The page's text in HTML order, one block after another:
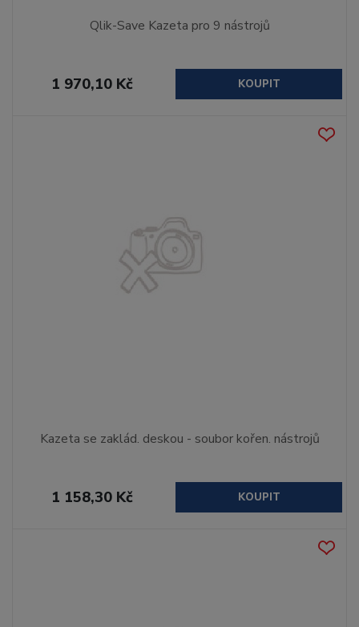
Qlik-Save Kazeta pro 9 nástrojů
1 970,10 Kč KOUPIT
Kazeta se zaklád. deskou - soubor kořen. nástrojů
1 158,30 Kč KOUPIT